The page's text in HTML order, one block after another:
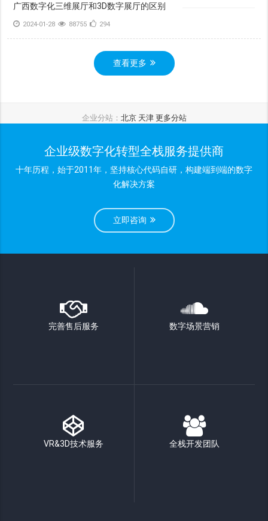
广西数字化三维展厅和3D数字展厅的区别
2024-01-28 88755 294
查看更多
企业分站： 北京 天津 更多分站
企业级数字化转型全栈服务提供商
十年历程，始于2011年，坚持核心代码自研，构建端到端的数字
化解决方案
立即咨询
完善售后服务 数字场景营销
VR&3D技术服务 全栈开发团队